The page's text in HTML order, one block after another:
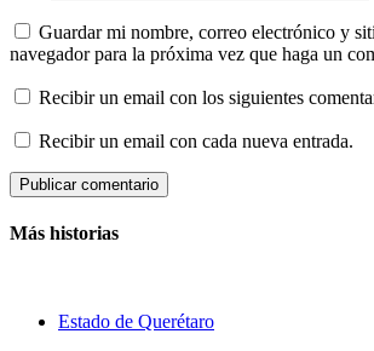
Guardar mi nombre, correo electrónico y
navegador para la próxima vez que haga un
Recibir un email con los siguientes
Recibir un email con cada nueva entrada.
Más historias
Estado de Querétaro